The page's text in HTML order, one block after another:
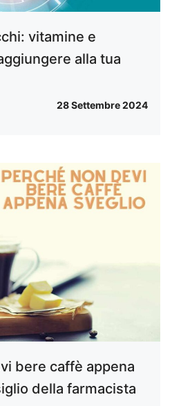
vitamine e
alla tua
28 Settembre 2024
bere caffè appena
della farmacista